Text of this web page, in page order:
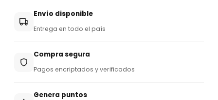
Envío disponible
Entrega en todo el país
Compra segura
Pagos encriptados y verificados
Genera puntos